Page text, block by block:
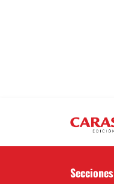
Secciones